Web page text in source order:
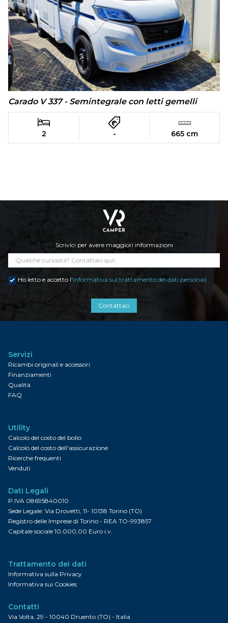
Carado V 337 - Semintegrale con letti gemelli
2 - 665 cm
Scrivici per avere maggiori informazioni
Ho letto e accetto l'informativa sul trattamento dei dati personali
Contattaci
Servizi
Ricambi originali e accessori
Finanziamenti
Qualità
FAQ
Utility
Calcolo del costo del bollo
Calcolo del costo dell'assicurazione
Ricerche frequenti
Venduti
Dati Legali
P.IVA 08695840010
Sede Legale: Via Drovetti, 11- 10138 Torino (TO)
Registro delle Imprese di Torino - REA TO-993857
Capitale sociale 10.000,00 Euro i.v.
Trattamento dei dati
Informativa sulla Privacy
Informativa sui Cookies
Contatti
Via Volta, 29 - 10040 Druento (TO) - Italia